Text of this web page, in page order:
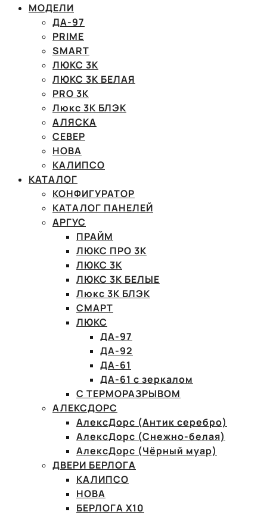
МОДЕЛИ
ДА-97
PRIME
SMART
ЛЮКС 3К
ЛЮКС 3К БЕЛАЯ
PRO 3K
Люкс 3К БЛЭК
АЛЯСКА
СЕВЕР
НОВА
КАЛИПСО
КАТАЛОГ
КОНФИГУРАТОР
КАТАЛОГ ПАНЕЛЕЙ
АРГУС
ПРАЙМ
ЛЮКС ПРО 3К
ЛЮКС 3К
ЛЮКС 3К БЕЛЫЕ
Люкс 3К БЛЭК
СМАРТ
ЛЮКС
ДА-97
ДА-92
ДА-61
ДА-61 с зеркалом
С ТЕРМОРАЗРЫВОМ
АЛЕКСДОРС
АлексДорс (Антик серебро)
АлексДорс (Снежно-белая)
АлексДорс (Чёрный муар)
ДВЕРИ БЕРЛОГА
КАЛИПСО
НОВА
БЕРЛОГА Х10